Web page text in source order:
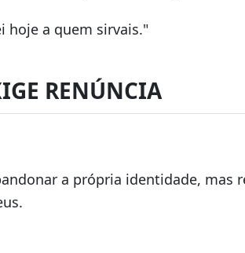
hoje a quem sirvais."
RENÚNCIA
a própria identidade, mas